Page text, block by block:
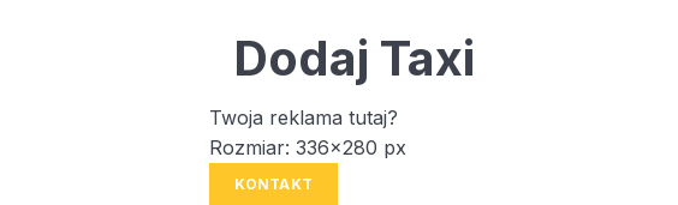
Dodaj Taxi
Twoja reklama tutaj?
Rozmiar: 336x280 px
KONTAKT